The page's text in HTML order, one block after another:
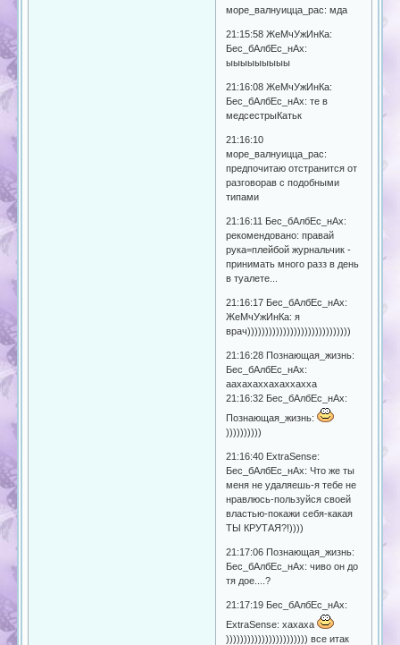
море_валнуицца_рас: мда
21:15:58 ЖеМчУжИнКа:
Бес_бАлбЕс_нАх:
ыыыыыыыыы
21:16:08 ЖеМчУжИнКа:
Бес_бАлбЕс_нАх: те в
медсестрыКатьк
21:16:10
море_валнуицца_рас:
предпочитаю отстранится от
разговорав с подобными
типами
21:16:11 Бес_бАлбЕс_нАх:
рекомендовано: правай
рука=плейбой журнальчик -
принимать много разз в день
в туалете...
21:16:17 Бес_бАлбЕс_нАх:
ЖеМчУжИнКа: я
врач)))))))))))))))))))))))))))))
21:16:28 Познающая_жизнь:
Бес_бАлбЕс_нАх:
аахахаххахаххахха
21:16:32 Бес_бАлбЕс_нАх:
Познающая_жизнь:
))))))))))
21:16:40 ExtraSense:
Бес_бАлбЕс_нАх: Что же ты
меня не удаляешь-я тебе не
нравлюсь-пользуйся своей
властью-покажи себя-какая
ТЫ КРУТАЯ?!))))
21:17:06 Познающая_жизнь:
Бес_бАлбЕс_нАх: чиво он до
тя дое....?
21:17:19 Бес_бАлбЕс_нАх:
ExtraSense: хахаха
))))))))))))))))))))))) все итак